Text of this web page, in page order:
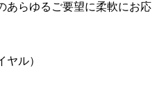
あらゆるご要望に柔軟にお応
ヤル）